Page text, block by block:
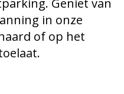
Geniet van
in onze
of op het